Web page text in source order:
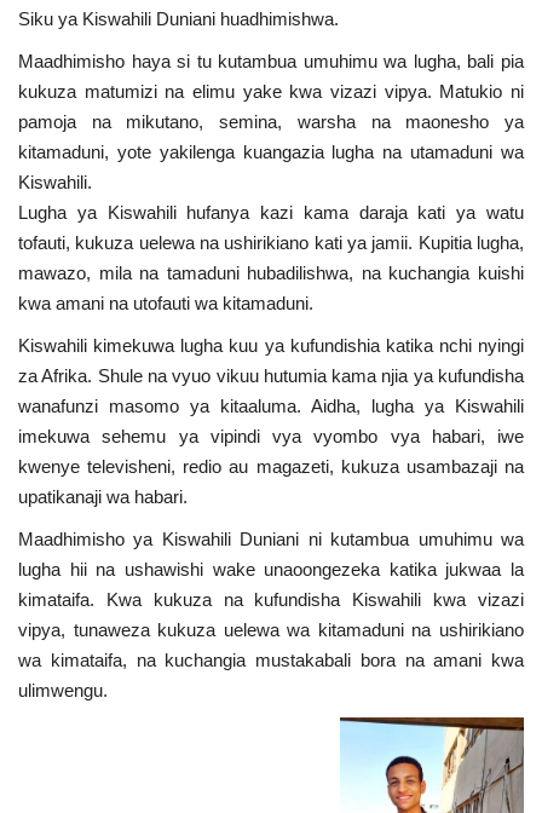
Kanuni na Masharti ya Udhamini wa
Nasser
Udhamini wa Nasser
Nyaraka na Marejeleo
Waanzilishi
Raia wa ulimwengu mzima
Nyaraka
Nafasi
Washiriki
Maonyesho
Wadhamini
Siku ya Kiswahili Duniani huadhimishwa.
Maadhimisho haya si tu kutambua umuhimu wa lugha, bali pia
kukuza matumizi na elimu yake kwa vizazi vipya. Matukio ni
pamoja na mikutano, semina, warsha na maonesho ya
kitamaduni, yote yakilenga kuangazia lugha na utamaduni wa
Kiswahili.
Lugha ya Kiswahili hufanya kazi kama daraja kati ya watu
tofauti, kukuza uelewa na ushirikiano kati ya jamii. Kupitia lugha,
mawazo, mila na tamaduni hubadilishwa, na kuchangia kuishi
kwa amani na utofauti wa kitamaduni.
Kiswahili kimekuwa lugha kuu ya kufundishia katika nchi nyingi
za Afrika. Shule na vyuo vikuu hutumia kama njia ya kufundisha
wanafunzi masomo ya kitaaluma. Aidha, lugha ya Kiswahili
imekuwa sehemu ya vipindi vya vyombo vya habari, iwe
kwenye televisheni, redio au magazeti, kukuza usambazaji na
upatikanaji wa habari.
Maadhimisho ya Kiswahili Duniani ni kutambua umuhimu wa
lugha hii na ushawishi wake unaoongezeka katika jukwaa la
kimataifa. Kwa kukuza na kufundisha Kiswahili kwa vizazi
vipya, tunaweza kukuza uelewa wa kitamaduni na ushirikiano
wa kimataifa, na kuchangia mustakabali bora na amani kwa
ulimwengu.